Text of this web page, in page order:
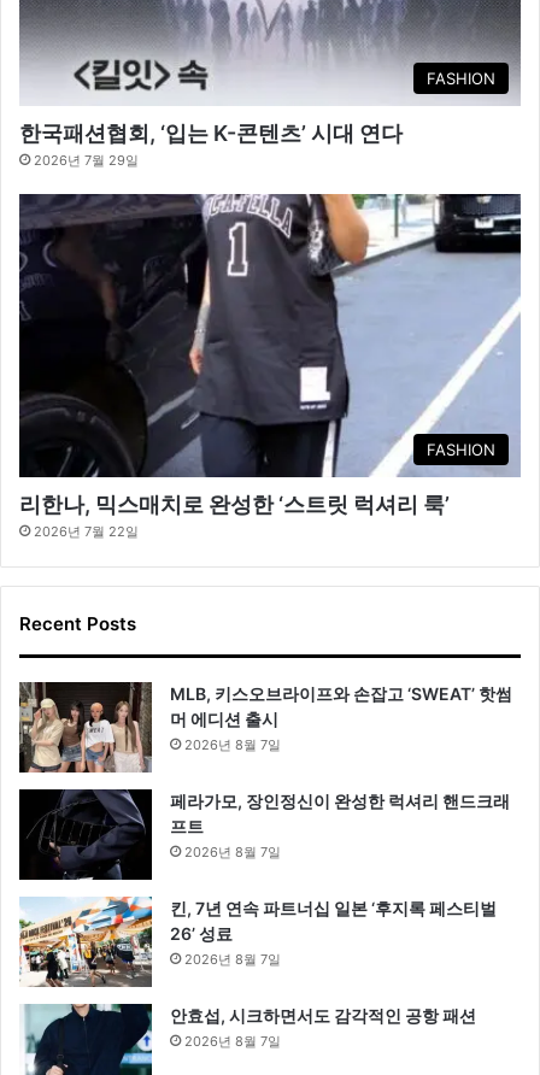
FASHION
한국패션협회, ‘입는 K-콘텐츠’ 시대 연다
2026년 7월 29일
FASHION
리한나, 믹스매치로 완성한 ‘스트릿 럭셔리 룩’
2026년 7월 22일
Recent Posts
MLB, 키스오브라이프와 손잡고 ‘SWEAT’ 핫썸
머 에디션 출시
2026년 8월 7일
페라가모, 장인정신이 완성한 럭셔리 핸드크래
프트
2026년 8월 7일
킨, 7년 연속 파트너십 일본 ‘후지록 페스티벌
26’ 성료
2026년 8월 7일
안효섭, 시크하면서도 감각적인 공항 패션
2026년 8월 7일